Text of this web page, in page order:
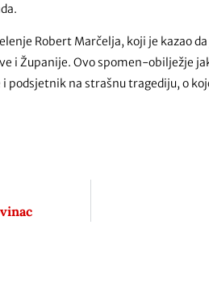
Robert Marčelja, koji je kazao
i Županije. Ovo spomen-obilježje
podsjetnik na strašnu tragediju, o